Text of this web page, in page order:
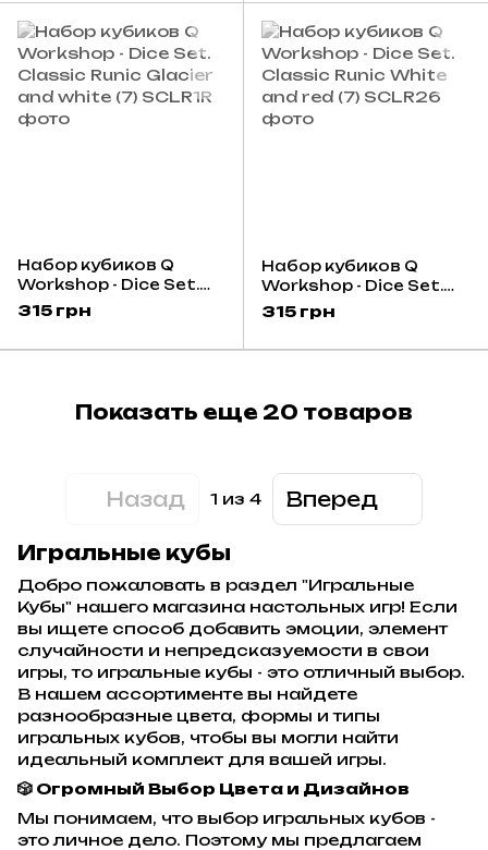
Набор кубиков Q
Workshop - Dice Set.
Classic Runic Glacier
and white (7)
315 грн
Набор кубиков Q
Workshop - Dice Set.
Classic Runic White
and red (7)
315 грн
Показать еще 20 товаров
Назад 1 из 4 Вперед
Игральные кубы
Добро пожаловать в раздел "Игральные
Кубы" нашего магазина настольных игр! Если
вы ищете способ добавить эмоции, элемент
случайности и непредсказуемости в свои
игры, то игральные кубы - это отличный выбор.
В нашем ассортименте вы найдете
разнообразные цвета, формы и типы
игральных кубов, чтобы вы могли найти
идеальный комплект для вашей игры.
🎲 Огромный Выбор Цвета и Дизайнов
Мы понимаем, что выбор игральных кубов -
это личное дело. Поэтому мы предлагаем